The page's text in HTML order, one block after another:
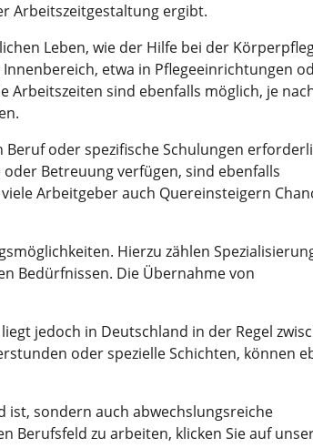
Arbeitszeitgestaltung ergibt.
Leben, wie der Hilfe bei der
etwa in Pflegeeinrichtungen
Arbeitszeiten sind ebenfalls möglich, je
oder spezifische Schulungen
Betreuung verfügen, sind ebenfalls
Arbeitgeber auch Quereinsteigern
Hierzu zählen
Bedürfnissen. Die Übernahme von
jedoch in Deutschland in der Regel
oder spezielle Schichten, können
ist, sondern auch abwechslungsreiche
Berufsfeld zu arbeiten, klicken Sie auf